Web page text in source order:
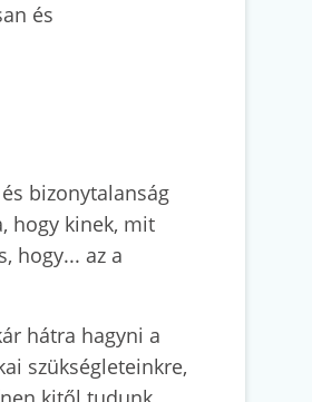
és
bizonytalanság
hogy kinek, mit
hogy... az a
hátra hagyni a
szükségleteinkre,